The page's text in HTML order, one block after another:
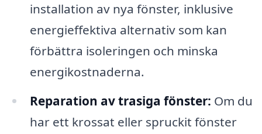
installation av nya fönster, inklusive
energieffektiva alternativ som kan
förbättra isoleringen och minska
energikostnaderna.
Reparation av trasiga fönster: Om du
har ett krossat eller spruckit fönster